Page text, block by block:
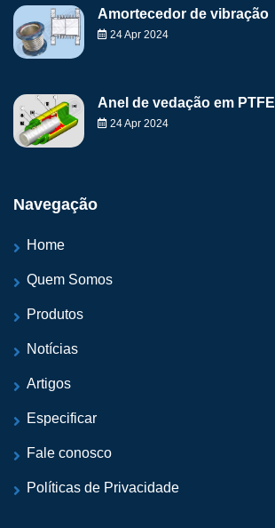
Amortecedor de vibração
24 Apr 2024
Anel de vedação em PTFE
24 Apr 2024
Navegação
Home
Quem Somos
Produtos
Notícias
Artigos
Especificar
Fale conosco
Políticas de Privacidade